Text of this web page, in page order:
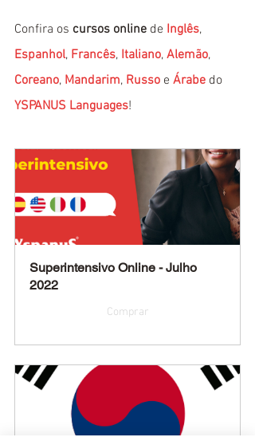
Confira os cursos online de Inglês,
Espanhol, Francês, Italiano, Alemão,
Coreano, Mandarim, Russo e Árabe do
YSPANUS Languages!
Superintensivo Online - Julho
2022
Comprar